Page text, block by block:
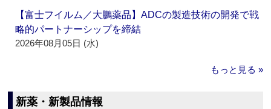
【富士フイルム／大鵬薬品】ADCの製造技術の開発で戦
略的パートナーシップを締結
2026年08月05日 (水)
もっと見る »
新薬・新製品情報